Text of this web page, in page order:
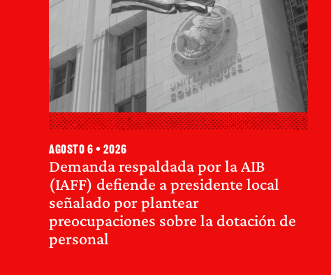
Demanda respaldada por la AIB
(IAFF) defiende a presidente local
señalado por plantear
preocupaciones sobre la dotación de
personal
agosto 6 • 2026